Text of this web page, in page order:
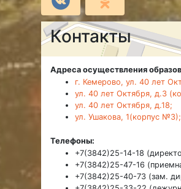
Контакты
Адреса осуществления
г. Кемерово, ул. 40 лет
ул. 40 лет Октября, д.3
ул. 40 лет Октября, д.18;
ул. Ушакова, 1(корпус №3);
Телефоны:
+7(3842)25-14-18
+7(3842)25-47-16
+7(3842)25-40-73 (зам.